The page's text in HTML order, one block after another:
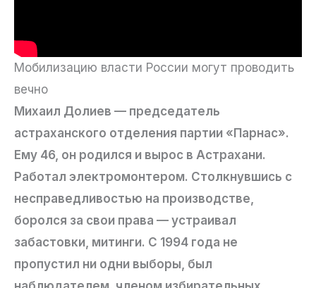
Мобилизацию власти России могут проводить
вечно
Михаил Долиев — председатель
астраханского отделения партии «Парнас».
Ему 46, он родился и вырос в Астрахани.
Работал электромонтером. Столкнувшись с
несправедливостью на производстве,
боролся за свои права — устраивал
забастовки, митинги. С 1994 года не
пропустил ни одни выборы, был